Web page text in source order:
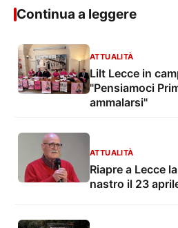
Continua a leggere
ATTUALITÀ
Lilt Lecce in
"Pensiamoci
ammalarsi"
ATTUALITÀ
Riapre a Lecce
nastro il 23